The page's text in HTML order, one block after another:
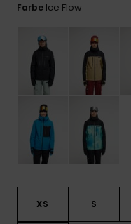
Farbe Ice Flow
XS S